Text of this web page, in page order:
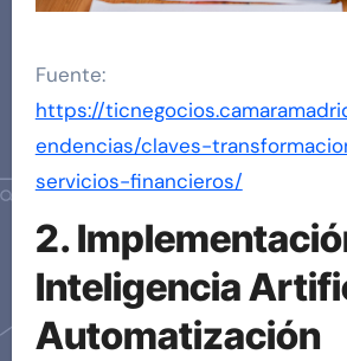
Fuente:
https://
endencias/claves-
servicios-financieros/
2.
Inteligencia
Automatización